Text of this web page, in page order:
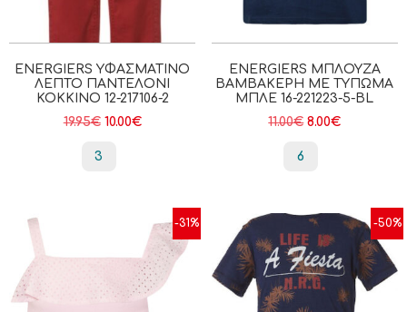
ENERGIERS ΥΦΑΣΜΆΤΙΝΟ
ΛΕΠΤΌ ΠΑΝΤΕΛΌΝΙ
ΚΟΚΚΙΝΟ 12-217106-2
19.95€ 10.00€
3
ENERGIERS ΜΠΛΟΎΖΑ
ΒΑΜΒΑΚΕΡΉ ΜΕ ΤΎΠΩΜΑ
ΜΠΛΕ 16-221223-5-BL
11.00€ 8.00€
6
-31% -50%